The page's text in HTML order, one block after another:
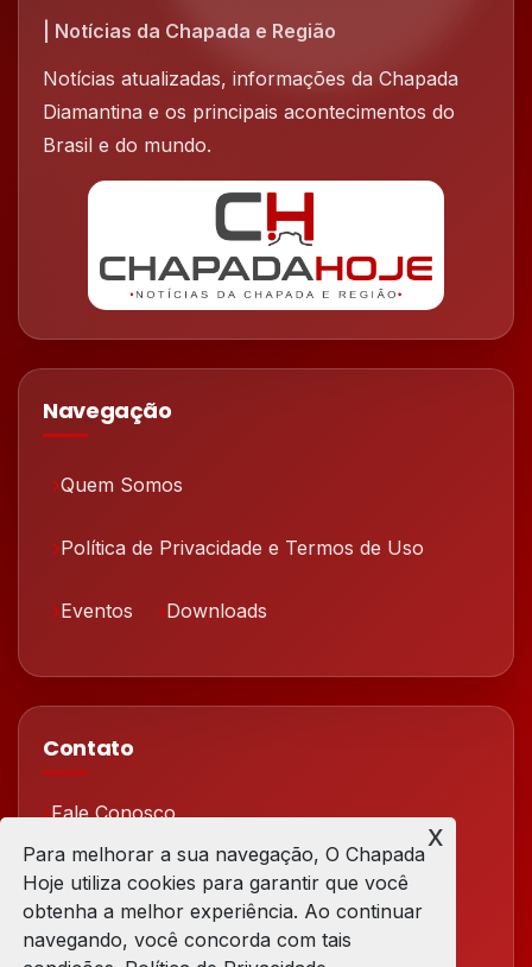
| Notícias da Chapada e Região
Notícias atualizadas, informações da Chapada
Diamantina e os principais acontecimentos do
Brasil e do mundo.
Navegação
Quem Somos
Política de Privacidade e Termos de Uso
Eventos Downloads
Contato
Fale Conosco
Redes Sociais
Para melhorar a sua navegação, O Chapada
Hoje utiliza cookies para garantir que você
obtenha a melhor experiência. Ao continuar
navegando, você concorda com tais
x